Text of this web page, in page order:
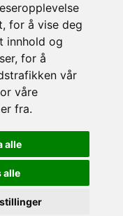
for å vise deg
innhold og
for å
vår
våre
fra.
alle
alle